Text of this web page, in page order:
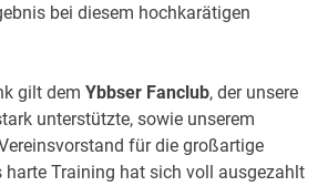
bei diesem hochkarätigen
gilt demYbbser Fanclub, der unsere
unterstützte, sowie unserem
für die großartige
harte Training hat sich voll ausgezahlt